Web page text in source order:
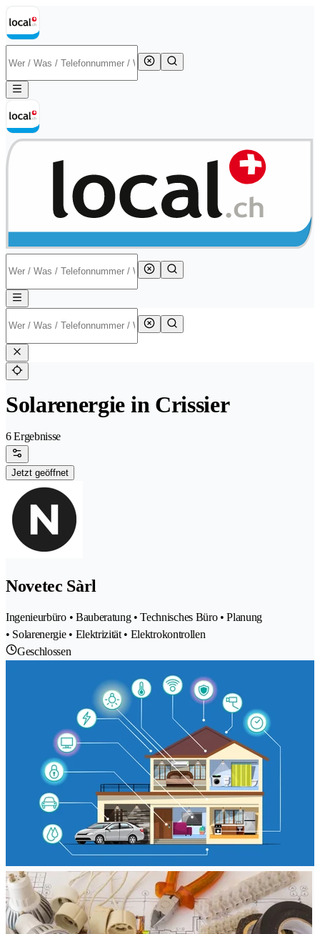
Solarenergie in Crissier
6 Ergebnisse
Jetzt geöffnet
Novetec Sàrl
Ingenieurbüro • Bauberatung • Technisches Büro • Planung
• Solarenergie • Elektrizität • Elektrokontrollen
Geschlossen